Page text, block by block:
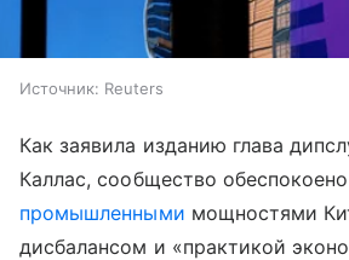
Источник: Reuters
Как заявила изданию глава
Каллас, сообщество
промышленными мощностями
дисбалансом и «практикой